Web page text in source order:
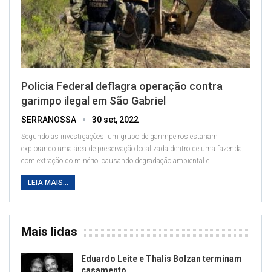
Polícia Federal deflagra operação contra
garimpo ilegal em São Gabriel
SERRANOSSA 30 set, 2022
Segundo as investigações, um grupo de garimpeiros estariam
explorando uma área de preservação localizada dentro de uma fazenda,
com extração do minério, causando degradação ambiental e…
LEIA MAIS...
Mais lidas
Eduardo Leite e Thalis Bolzan terminam